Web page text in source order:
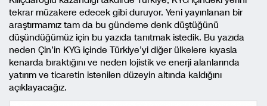
tekrar müzakere edecek gibi duruyor. Yeni yayınlanan bir
araştırmamız tam da bu gündeme denk düştüğünü
düşündüğümüz için bu yazıda tanıtmak istedik. Bu yazıda
neden Çin’in KYG içinde Türkiye’yi diğer ülkelere kıyasla
kenarda bıraktığını ve neden lojistik ve enerji alanlarında
yatırım ve ticaretin istenilen düzeyin altında kaldığını
açıklayacağız.